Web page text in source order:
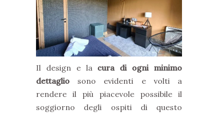
Il design e la cura di ogni minimo
dettaglio sono evidenti e volti a
rendere il più piacevole possibile il
soggiorno degli ospiti di questo